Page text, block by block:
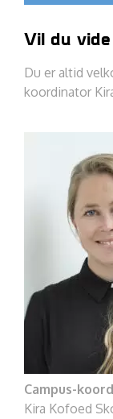
Vil du vide
Du er altid
koordinator
Campus-
Kira Kofoed